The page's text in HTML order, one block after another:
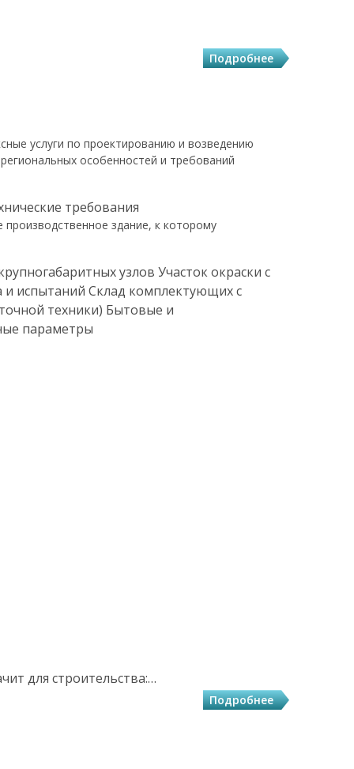
Подробнее
услуги по проектированию и возведению
особенностей и требований
требования
здание, к которому
узлов Участок окраски с
и испытаний Склад комплектующих с
техники) Бытовые и
параметры
для строительства:…
Подробнее